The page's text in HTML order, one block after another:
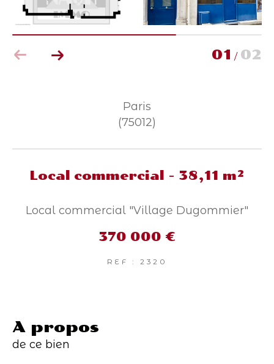
01 / 02
Paris
(75012)
Local commercial - 38,11 m²
Local commercial "Village Dugommier"
370 000 €
REF : 2320
a propos
de ce bien
FILTRER PAR
RECHERCHER